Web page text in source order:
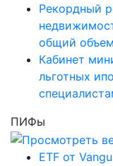
Рекордный
общий
Кабинет
льготных
ПИФы
ETF от